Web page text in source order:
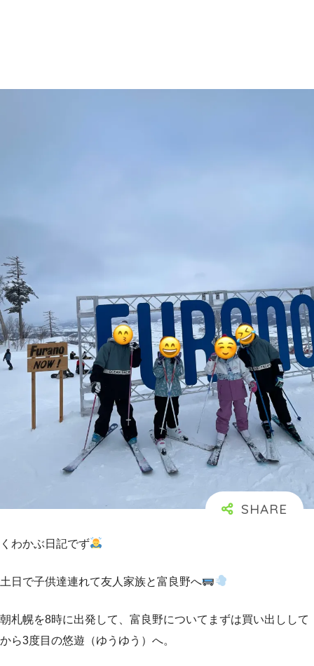
くわかぶ日記でず
土日で子供達連れて友人家族と富良野へ
朝札幌を8時に出発して、富良野についてまずは買い出しして
から3度目の悠遊（ゆうゆう）へ。